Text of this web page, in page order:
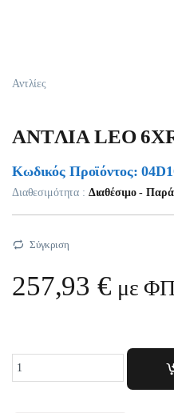
Αντλίες
ANTΛIA LEO
Κωδικός Προϊόντος:
Διαθεσιμότητα : Διαθέσιμο -
Σύγκριση
257,93€ με